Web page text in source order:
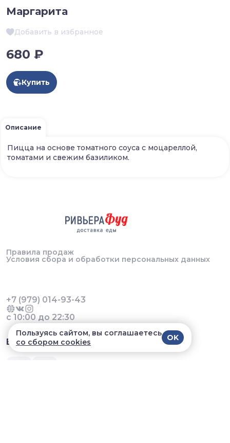
Маргарита
Добавить в избранное
680 ₽
Купить
Описание
Пицца на основе томатного соуса с моцареллой,
томатами и свежим базиликом.
Правила продаж
Условия сбора и обработки персональных данных
+7 (979) 014-93-43
с 10:00 до 22:30
В приложении удобнее!
Пользуясь сайтом, вы соглашаетесь
со сбором cookies
OK